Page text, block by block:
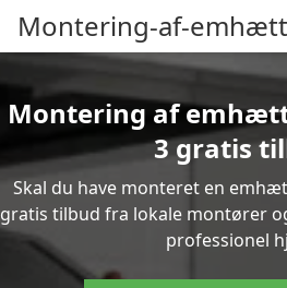
Montering-af-
Montering af
3 gratis
Skal du have monteret en
gratis tilbud fra lokale montører
professionel